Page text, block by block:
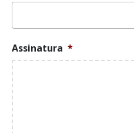
Assinatura *